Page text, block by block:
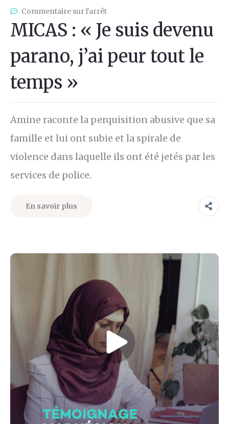
Commentaire sur l'arrêt
MICAS : « Je suis devenu
parano, j’ai peur tout le
temps »
Amine raconte la perquisition abusive que sa
famille et lui ont subie et la spirale de
violence dans laquelle ils ont été jetés par les
services de police.
En savoir plus